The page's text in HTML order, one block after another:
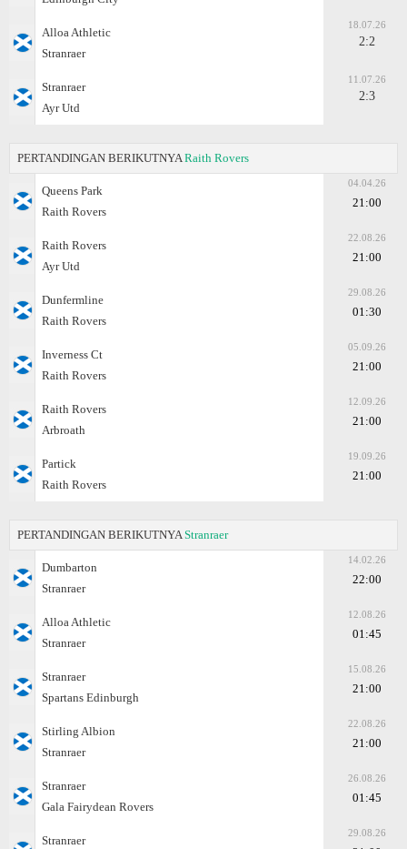
Alloa Athletic
Stranraer
18.07.26
2:2
Stranraer
Ayr Utd
11.07.26
2:3
PERTANDINGAN BERIKUTNYA Raith Rovers
Queens Park
Raith Rovers
04.04.26
21:00
Raith Rovers
Ayr Utd
22.08.26
21:00
Dunfermline
Raith Rovers
29.08.26
01:30
Inverness Ct
Raith Rovers
05.09.26
21:00
Raith Rovers
Arbroath
12.09.26
21:00
Partick
Raith Rovers
19.09.26
21:00
PERTANDINGAN BERIKUTNYA Stranraer
Dumbarton
Stranraer
14.02.26
22:00
Alloa Athletic
Stranraer
12.08.26
01:45
Stranraer
Spartans Edinburgh
15.08.26
21:00
Stirling Albion
Stranraer
22.08.26
21:00
Stranraer
Gala Fairydean Rovers
26.08.26
01:45
Stranraer
29.08.26